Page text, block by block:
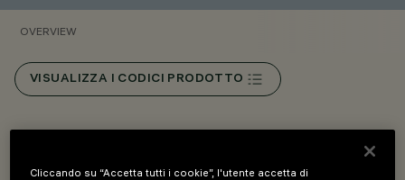
OVERVIEW
VISUALIZZA I CODICI PRODOTTO
Overview
Cliccando su “Accetta tutti i cookie”, l'utente accetta di